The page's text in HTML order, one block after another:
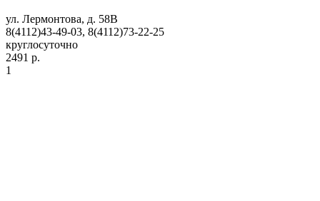
ул. Лермонтова, д. 58В
8(4112)43-49-03, 8(4112)73-22-25
круглосуточно
2491 р.
1